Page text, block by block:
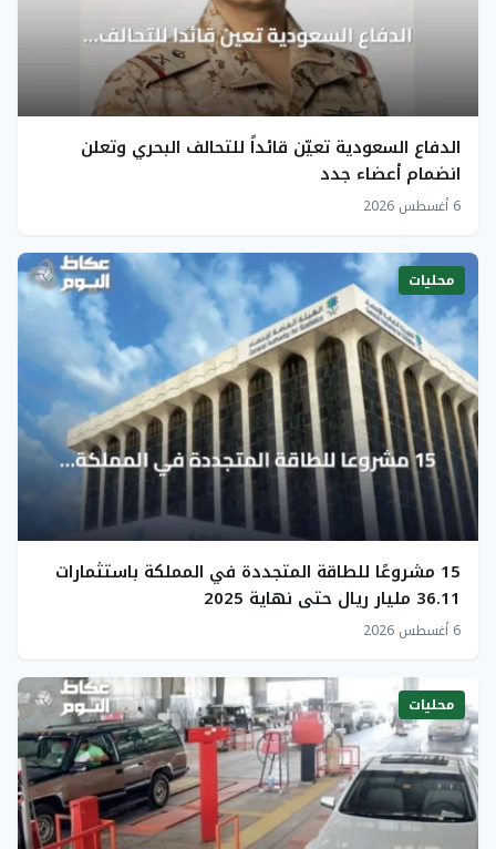
الدفاع السعودية تعيّن قائداً للتحالف البحري وتعلن
انضمام أعضاء جدد
6 أغسطس 2026
محليات
15 مشروعًا للطاقة المتجددة في المملكة باستثمارات
36.11 مليار ريال حتى نهاية 2025
6 أغسطس 2026
محليات